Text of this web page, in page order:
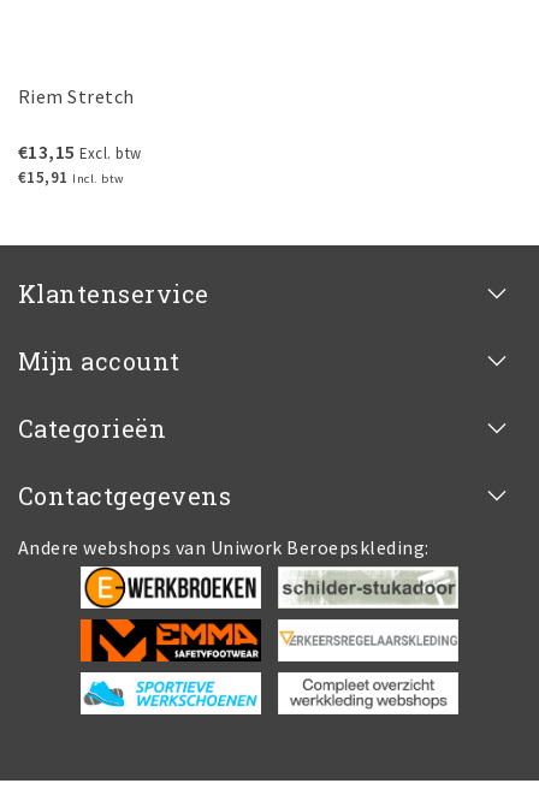
Riem Stretch
€13,15 Excl. btw
€15,91 Incl. btw
Klantenservice
Mijn account
Categorieën
Contactgegevens
Andere webshops van Uniwork Beroepskleding: